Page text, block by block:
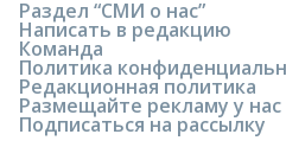
Раздел “СМИ о нас”
Написать в редакцию
Команда
Политика
Редакционная политика
Размещайте рекламу у нас
Подписаться на рассылку